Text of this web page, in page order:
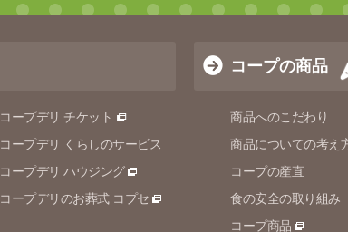
コープデリ チケット
コープデリ くらしのサービス
コープデリ ハウジング
コープデリのお葬式 コプセ
コープの商品
商品へのこだわり
商品についての考え
コープの産直
食の安全の取り組み
コープ商品